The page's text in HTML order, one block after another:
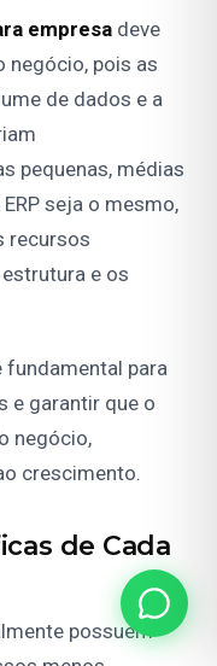
empresa deve
negócio, pois as
de dados e a
pequenas, médias
seja o mesmo,
recursos
e os
fundamental para
e garantir que o
negócio,
crescimento.
de Cada
possuem